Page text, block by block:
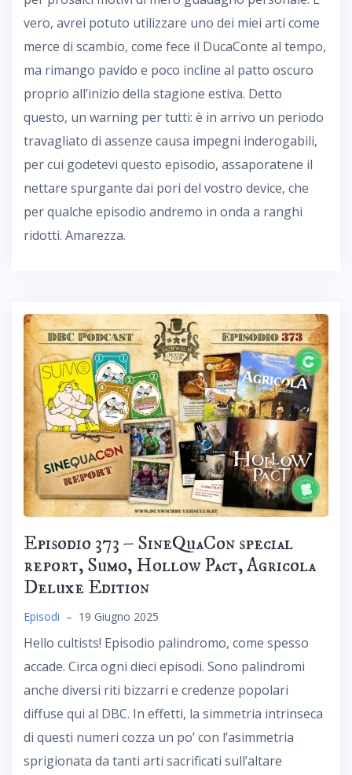
vero, avrei potuto utilizzare uno dei miei arti come
merce di scambio, come fece il DucaConte al tempo,
ma rimango pavido e poco incline al patto oscuro
proprio all’inizio della stagione estiva. Detto
questo, un warning per tutti: è in arrivo un periodo
travagliato di assenze causa impegni inderogabili,
per cui godetevi questo episodio, assaporatene il
nettare spurgante dai pori del vostro device, che
per qualche episodio andremo in onda a ranghi
ridotti. Amarezza.
Episodio 373 – SineQuaCon special
report, Sumo, Hollow Pact, Agricola
Deluxe Edition
Episodi – 19 Giugno 2025
Hello cultists! Episodio palindromo, come spesso
accade. Circa ogni dieci episodi. Sono palindromi
anche diversi riti bizzarri e credenze popolari
diffuse qui al DBC. In effetti, la simmetria intrinseca
di questi numeri cozza un po’ con l’asimmetria
sprigionata da tanti arti sacrificati sull’altare